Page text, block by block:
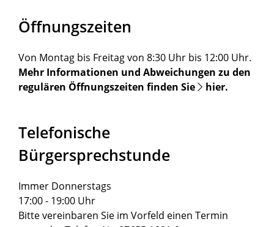
Öffnungszeiten
Von Montag bis Freitag von 8:30 Uhr bis 12:00 Uhr.
Mehr Informationen und Abweichungen zu den
regulären Öffnungszeiten finden Sie
hier.
Telefonische
Bürgersprechstunde
Immer Donnerstags
17:00 - 19:00 Uhr
Bitte vereinbaren Sie im Vorfeld einen Termin